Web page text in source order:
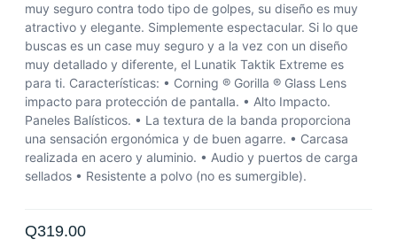
muy seguro contra todo tipo de golpes, su diseño es muy
atractivo y elegante. Simplemente espectacular. Si lo que
buscas es un case muy seguro y a la vez con un diseño
muy detallado y diferente, el Lunatik Taktik Extreme es
para ti. Características: • Corning ® Gorilla ® Glass Lens
impacto para protección de pantalla. • Alto Impacto.
Paneles Balísticos. • La textura de la banda proporciona
una sensación ergonómica y de buen agarre. • Carcasa
realizada en acero y aluminio. • Audio y puertos de carga
sellados • Resistente a polvo (no es sumergible).
Q319.00